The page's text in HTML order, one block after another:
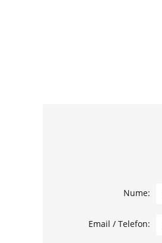
Nume:
Email / Telefon: